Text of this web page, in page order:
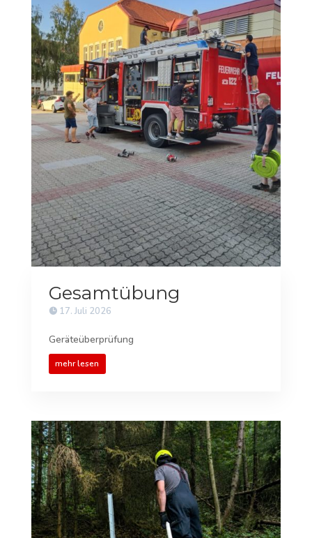
Gesamtübung
17. Juli 2026
Geräteüberprüfung
mehr lesen